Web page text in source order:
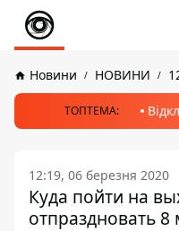
Новини НОВИНИ
ТОПТЕМА:
12:19, 06 березня 2020
Куда пойти на
отпраздновать 8